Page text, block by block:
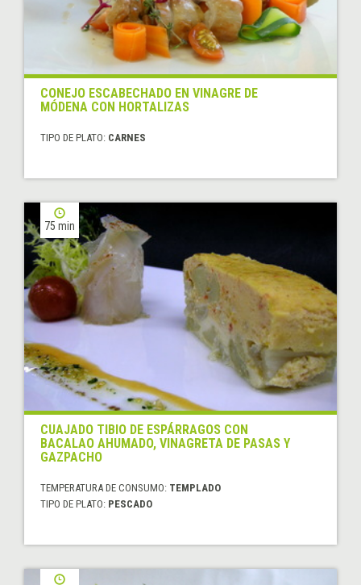
CONEJO ESCABECHADO EN VINAGRE DE
MÓDENA CON HORTALIZAS
TIPO DE PLATO: CARNES
75 min
CUAJADO TIBIO DE ESPÁRRAGOS CON
BACALAO AHUMADO, VINAGRETA DE PASAS Y
GAZPACHO
TEMPERATURA DE CONSUMO: TEMPLADO
TIPO DE PLATO: PESCADO